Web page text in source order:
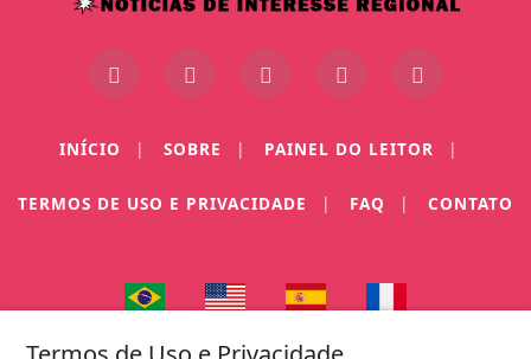
INÍCIO | SOBRE | PAINEL DO LEITOR |
TERMOS DE USO E PRIVACIDADE | FAQ | CONTATO